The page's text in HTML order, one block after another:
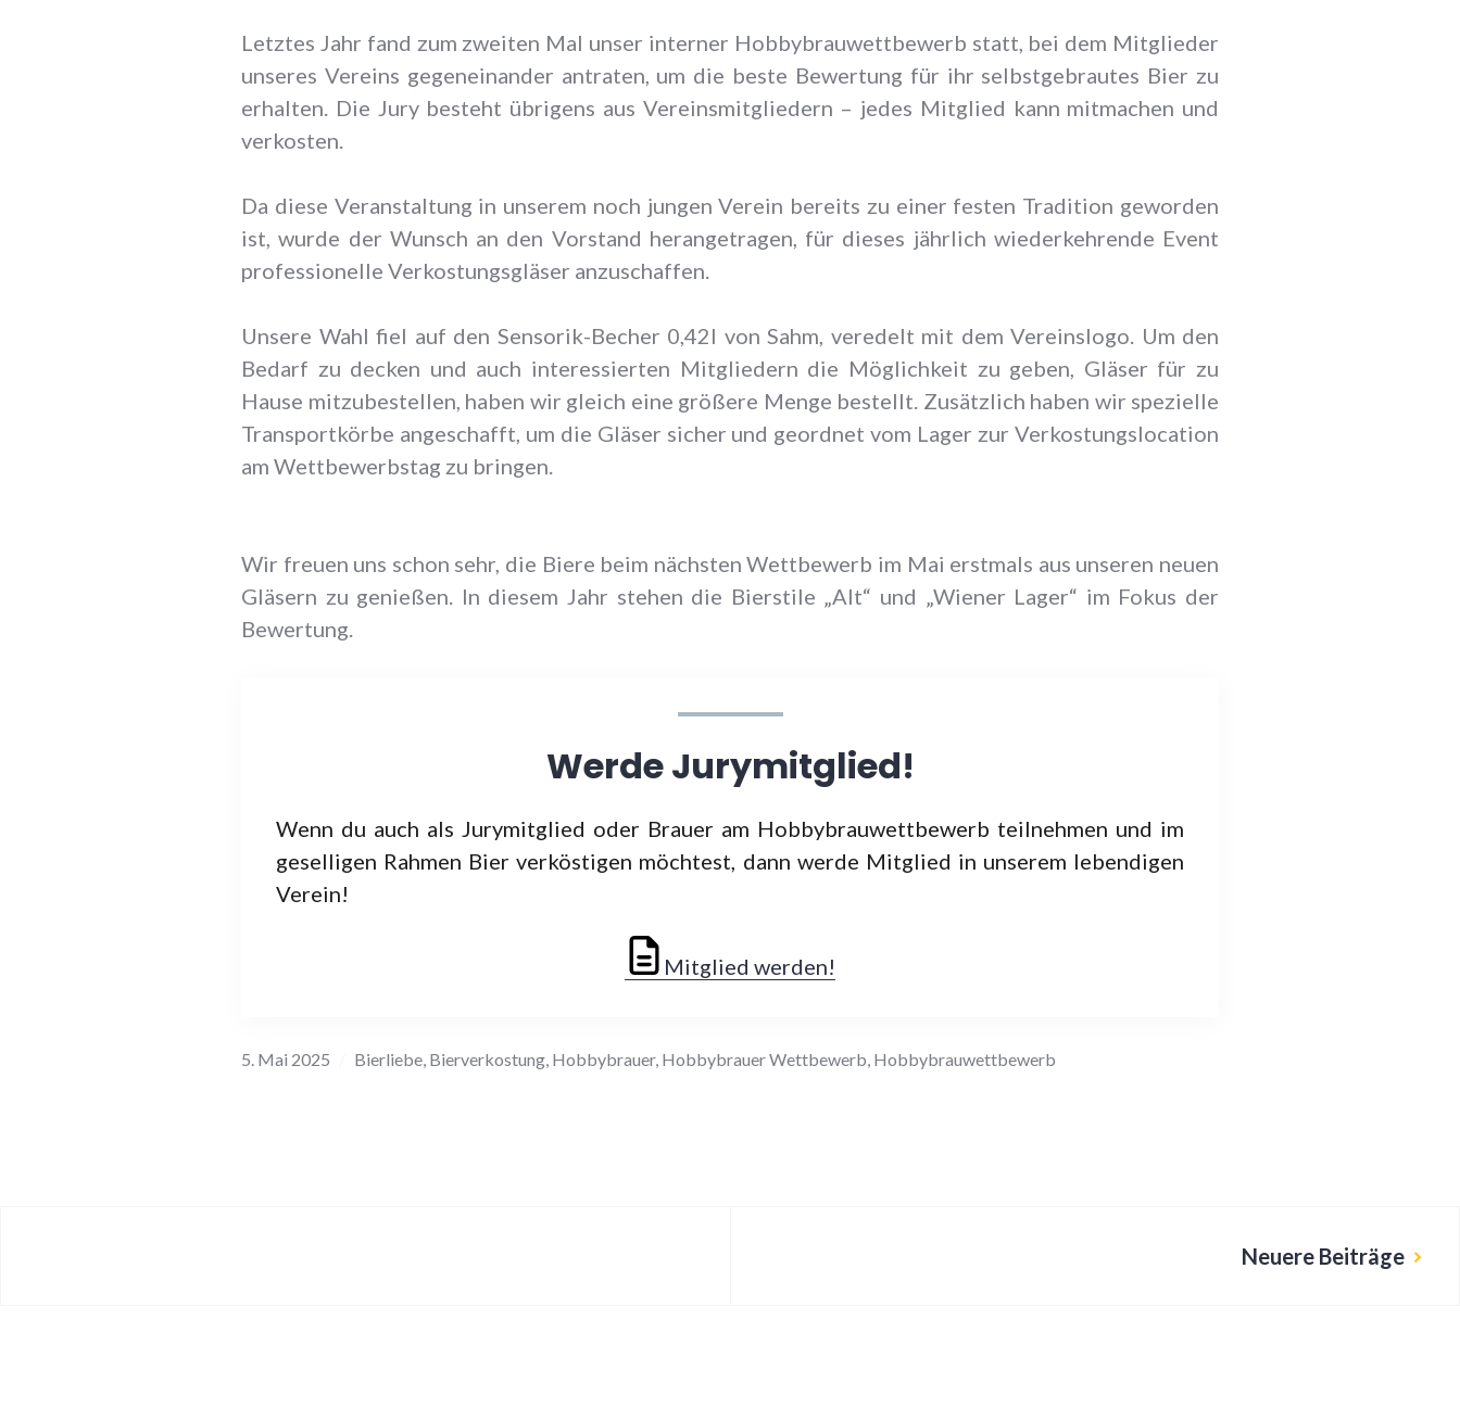
Letztes Jahr fand zum zweiten Mal unser interner Hobbybrauwettbewerb statt, bei dem Mitglieder
unseres Vereins gegeneinander antraten, um die beste Bewertung für ihr selbstgebrautes Bier zu
erhalten. Die Jury besteht übrigens aus Vereinsmitgliedern – jedes Mitglied kann mitmachen und
verkosten.
Da diese Veranstaltung in unserem noch jungen Verein bereits zu einer festen Tradition geworden
ist, wurde der Wunsch an den Vorstand herangetragen, für dieses jährlich wiederkehrende Event
professionelle Verkostungsgläser anzuschaffen.
Unsere Wahl fiel auf den Sensorik-Becher 0,42l von Sahm, veredelt mit dem Vereinslogo. Um den
Bedarf zu decken und auch interessierten Mitgliedern die Möglichkeit zu geben, Gläser für zu
Hause mitzubestellen, haben wir gleich eine größere Menge bestellt. Zusätzlich haben wir spezielle
Transportkörbe angeschafft, um die Gläser sicher und geordnet vom Lager zur Verkostungslocation
am Wettbewerbstag zu bringen.
Wir freuen uns schon sehr, die Biere beim nächsten Wettbewerb im Mai erstmals aus unseren neuen
Gläsern zu genießen. In diesem Jahr stehen die Bierstile „Alt“ und „Wiener Lager“ im Fokus der
Bewertung.
Werde Jurymitglied!
Wenn du auch als Jurymitglied oder Brauer am Hobbybrauwettbewerb teilnehmen und im
geselligen Rahmen Bier verköstigen möchtest, dann werde Mitglied in unserem lebendigen
Verein!
Mitglied werden!
5. Mai 2025 Bierliebe Bierverkostung Hobbybrauer, Hobbybrauer Wettbewerb Hobbybrauwettbewerb
Neuere Beiträge